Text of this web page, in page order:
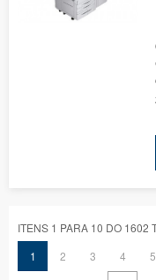
ITENS 1 PARA 10 DO 1602
1
2 3 4 5